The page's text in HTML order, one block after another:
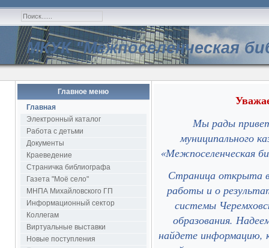
МКУК "Межпоселенческая
Главное меню
Главная
Электронный каталог
Работа с детьми
Документы
Краеведение
Страничка библиографа
Газета "Моё село"
МНПА Михайловского ГП
Информационный сектор
Коллегам
Виртуальные выставки
Новые поступления
Мы рады
муниципального
«Межпоселенческая
Страница открыта в
работы и о
системы
образования.
найдете информацию,